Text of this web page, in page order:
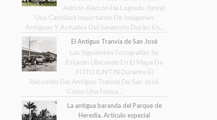
Adricín Alarcón Ha Logrado Juntar
Una Cantidad Importante De Imágenes
Antiguas Y Actuales Del Sanatorio Durán. En...
El Antiguo Tranvía de San José
Las Siguientes Fotografías Se
Estarán Ubicando En El Mapa De
FOTOJUNTIN Durante El
Recorrido Del Antiguo Tranvía De San José,
Como Una Forma...
La antigua baranda del Parque de
Heredia. Artículo especial